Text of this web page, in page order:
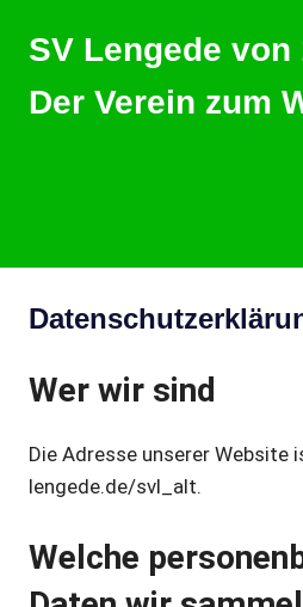
InhaltSV Lengede von
Der Verein zum
Wer wir sind
Die Adresse unserer Website
lengede.de/svl_alt.
Welche